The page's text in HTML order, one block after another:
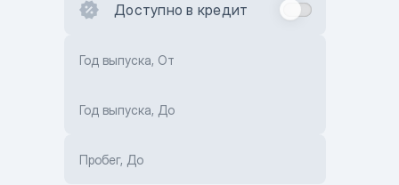
Доступно в кредит
Год выпуска, От
Год выпуска, До
Пробег, До